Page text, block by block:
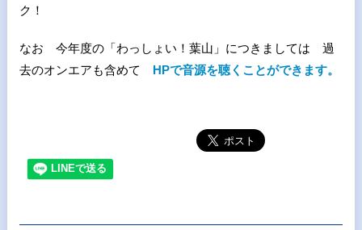
ク！
なお 今年度の「わっしょい！葉山」につきましては 過
去のオンエアも含めて HPで音源を聴くことができます。